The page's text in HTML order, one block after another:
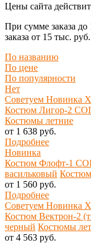
Цены сайта
При сумме заказа до
заказа от 15 тыс.
По названию
По цене
По популярности
Нет
Советуем Новинка
Костюм Лигор-2
Костюмы летние
от 1 638 руб.
Подробнее
Новинка
Костюм Флофт-1
васильковый
от 1 560 руб.
Подробнее
Советуем Новинка
Костюм Вектрон-2
черный Костюмы
от 4 563 руб.